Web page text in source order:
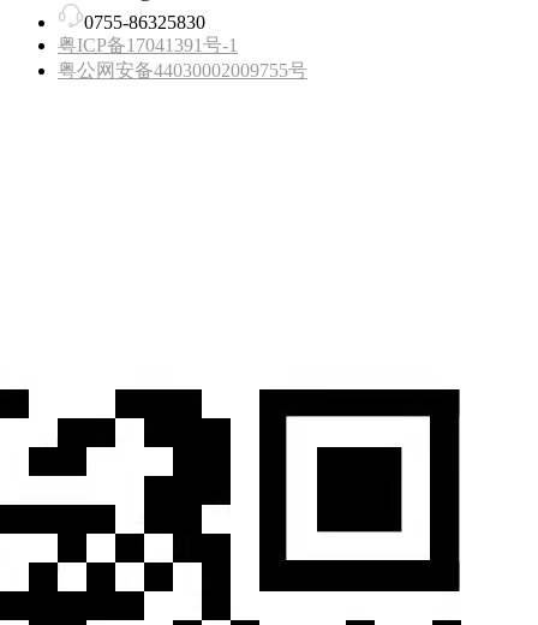
0755-86325830
粤ICP备17041391号-1
粤公网安备44030002009755号